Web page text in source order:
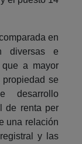
en
diversas e
que a mayor
se
desarrollo
de renta per
una relación
y las